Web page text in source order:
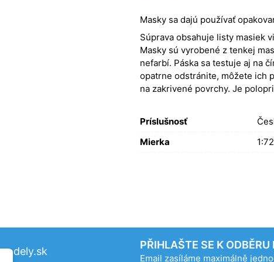
Masky sa dajú používať
Súprava obsahuje listy masiek
Masky sú vyrobené z tenkej
nefarbí. Páska sa testuje aj na
opatrne odstránite, môžete ich
na zakrivené povrchy. Je
Príslušnosť
Mierka
1:72
PŘIHLAŠTE SE K ODBĚRU
Email zasíláme maximálně